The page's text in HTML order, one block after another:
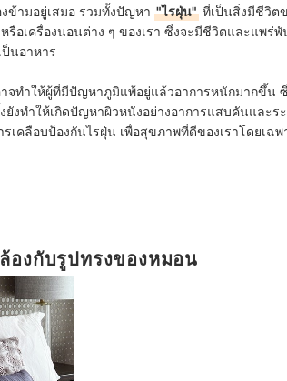
ข้ามอยู่เสมอ รวมทั้งปัญหา "ไรฝุ่น" ที่เป็นสิ่งมีชีวิต
อเครื่องนอนต่าง ๆ ของเรา ซึ่งจะมีชีวิตและแพร่
ป็นอาหาร
จทำให้ผู้ที่มีปัญหาภูมิแพ้อยู่แล้วอาการหนักมากขึ้น
ยังทำให้เกิดปัญหาผิวหนังอย่างอาการแสบคันและร
คลือบป้องกันไรฝุ่น เพื่อสุขภาพที่ดีของเราโดยเฉพ
องกับรูปทรงของหมอน